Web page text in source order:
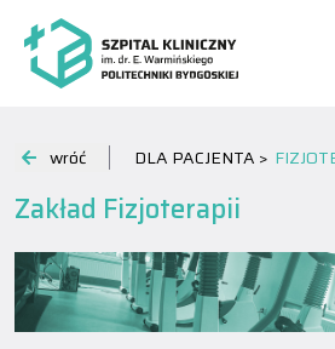
wróć DLA PACJENTA >
Zakład Fizjoterapii